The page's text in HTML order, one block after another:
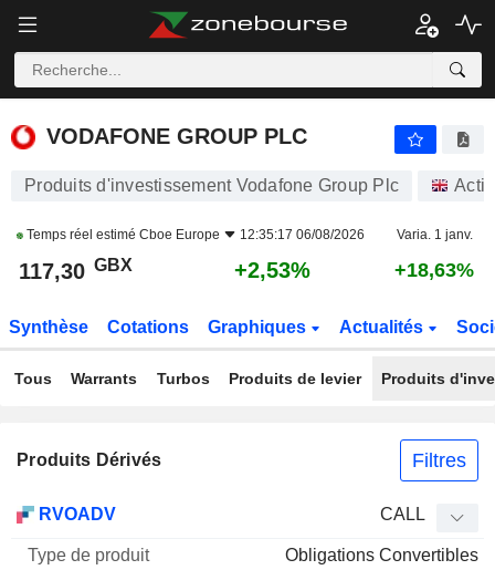
VODAFONE GROUP PLC
VODAFONE GROUP PLC
Produits d'investissement Vodafone Group Plc
Temps réel estimé Cboe Europe 12:35:17 06/08/2026 Varia. 1 janv.
117,30 GBX +2,53% +18,63%
Synthèse Cotations Graphiques Actualités
Tous Warrants Turbos Produits de levier Produits
Produits Dérivés Filtres
Mnemo Type produit
Elasticité Levier Parité
RVOADV CALL
Obligations Convertibles